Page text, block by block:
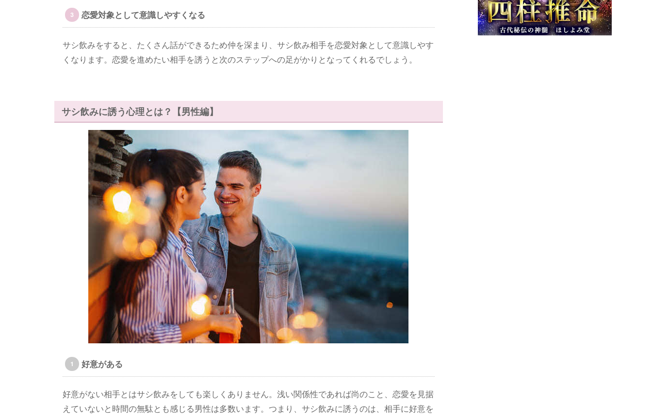
恋愛対象として意識しやすくなる
サシ飲みをすると、たくさん話ができるため仲を深まり、サシ飲み相手を恋愛対象として意識しやす
くなります。恋愛を進めたい相手を誘うと次のステップへの足がかりとなってくれるでしょう。
サシ飲みに誘う心理とは？【男性編】
好意がある
好意がない相手とはサシ飲みをしても楽しくありません。浅い関係性であれば尚のこと、恋愛を見据
えていないと時間の無駄とも感じる男性は多数います。つまり、サシ飲みに誘うのは、相手に好意を